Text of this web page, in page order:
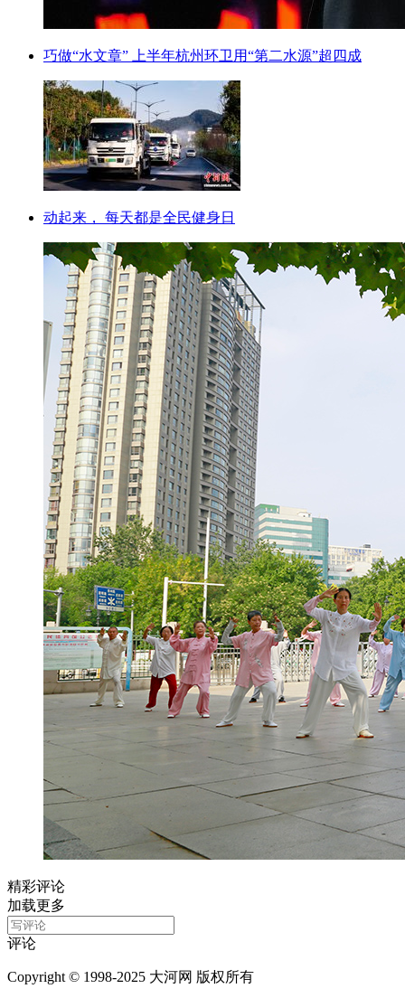
巧做“水文章” 上半年杭州环卫用“第二水源”超四成
动起来， 每天都是全民健身日
精彩评论
加载更多
评论
Copyright © 1998-2025 大河网 版权所有